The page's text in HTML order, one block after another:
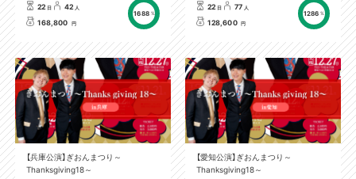
22 日 42 人
168,800 円
1688 %
22 日 77 人
128,600 円
1286 %
【兵庫公演】ぎおんまつり～
Thanksgiving18～
【愛知公演】ぎおんまつり～
Thanksgiving18～